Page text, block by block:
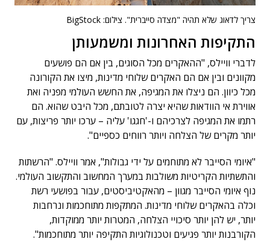
צריך לדאוג שלא תהיה "מצדה סייברית". צילום: BigStock
התקיפות האחרונות ומשמעותן
לדברי וויילס, "ההאקרים מכל הסוגים, בין אם הם פושעים
מקוונים ובין אם הם האקרים שלוחי מדינות, מיצו את הקורונה
מכל כיוון. הם ניצלו את המגיפה, את החשש העולמי מפניה ואת
אווירת אי הוודאות שהיא יצרה לטובתם, מכל היבט שהוא. הם
רתמו את המגיפה לצרכיהם ו-'חגגו' עליה – ערכו יותר פריצות, עם
יותר מקרים של הצלחה ויותר רווחים כספיים".
"איומי הסייבר לא מתוחמים על ידי גבולות", אמר וויילס. "הרשתות
והתשתיות הקריטיות משולבות במערך המחשוב והתקשוב העולמי.
נוף איומי הסייבר מגוון – מהאקטיביסטים, עבור בפושעי רשת
וכלה בהאקרים שלוחי מדינות. המתקפות מתוחכמות ונרחבות
יותר, יש להן יותר סיכויי הצלחה, המטרות יותר ממוקדות,
הקורבנות יותר פגיעים וטכנולוגיות התקיפה יותר מתוחכמות".